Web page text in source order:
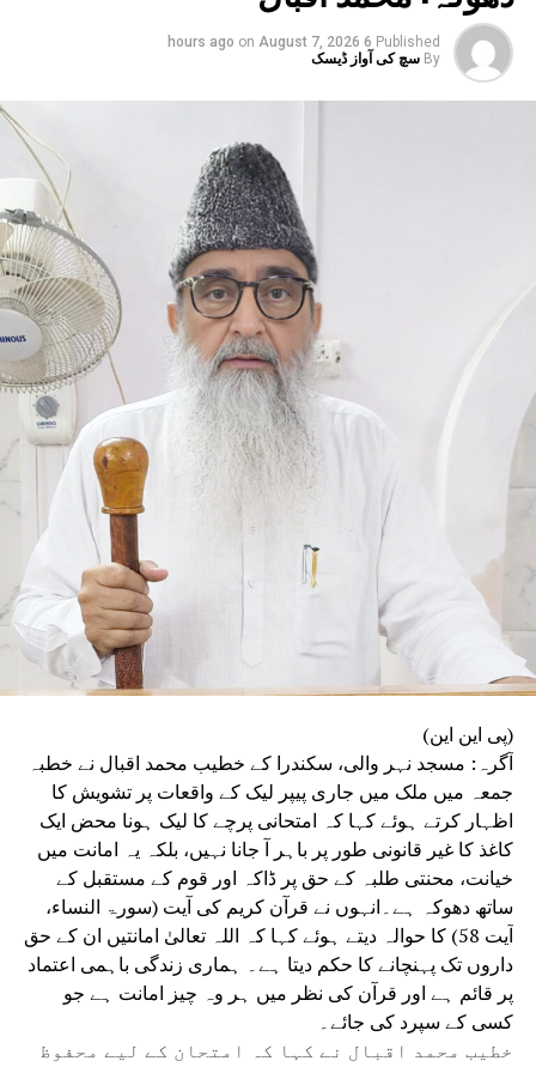
بڑھتی مایوسی سے عوام میں بے اطمینانی بڑھ رہی
ہے۔
انہوں نے کہا کہ ملک کے عظیم رہنماؤں نے سماجی ہم
آہنگی، قومی اتحاد اور بھائی چارے کے جذبے کو
پیغام دیا تھا، لیکن آج عوامی زندگی میں سماجی
تقسیم اور ذات پات کی بنیاد پر جنون کو بڑھاوا
دینے کا رجحان جمہوریت، سماجی ہم آہنگی اور
قومی مفاد کے لیے خطرناک بنتا جا رہا ہے۔
مسٹر رائے نے کہا کہ آج سیاست میں نظریاتی
وابستگی کی جگہ معاشی طاقت اور خاندانی سیاست
کا اثر بڑھتا جا رہا ہے، جس سے جمہوری اقدار کو
مسلسل نقصان پہنچ رہا ہے۔ انہوں نے اپنے استعفے
میں کہا کہ آئین، جمہوریت اور آئینی اداروں پر
ہونے والے حملوں سے جمہوریت خطرے میں ہے۔ ’’فرد
سے بڑی پارٹی اور پارٹی سے بڑا ملک‘‘ کے جذبے کا
ذکر کرتے ہوئے انہوں نے کہا کہ انہی نظریاتی اور
اخلاقی وجوہات کی بنا پر وہ ریاستی صدر کے عہدے
اور پارٹی کی بنیادی رکنیت سے اپنا استعفیٰ دے
رہے ہیں۔
Published
6 hours ago
on August 7, 2026
By سچ کی آواز ڈیسک
(پی این این)
آگرہ: مسجد نہر والی، سکندرا کے خطیب محمد اقبال نے خطبہ
جمعہ میں ملک میں جاری پیپر لیک کے واقعات پر تشویش کا
اظہار کرتے ہوئے کہا کہ امتحانی پرچے کا لیک ہونا محض ایک
کاغذ کا غیر قانونی طور پر باہر آ جانا نہیں، بلکہ یہ امانت میں
خیانت، محنتی طلبہ کے حق پر ڈاکہ اور قوم کے مستقبل کے
ساتھ دھوکہ ہے۔انہوں نے قرآن کریم کی آیت (سورۃ النساء،
آیت 58) کا حوالہ دیتے ہوئے کہا کہ اللہ تعالیٰ امانتیں ان کے حق
داروں تک پہنچانے کا حکم دیتا ہے۔ ہماری زندگی باہمی اعتماد
پر قائم ہے اور قرآن کی نظر میں ہر وہ چیز امانت ہے جو
کسی کے سپرد کی جائے۔
خطیب محمد اقبال نے کہا کہ امتحان کے لیے محفوظ